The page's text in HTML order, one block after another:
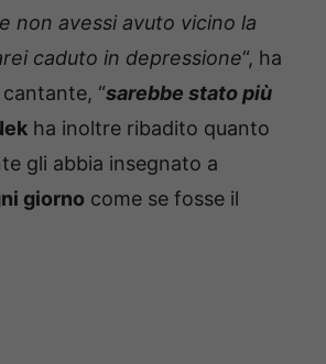
non avessi avuto vicino la
caduto in depressione“, ha
“sarebbe stato più
ha inoltre ribadito quanto
gli abbia insegnato a
giorno come se fosse il